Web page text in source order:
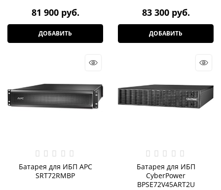
81 900 руб.
ДОБАВИТЬ
83 300 руб.
ДОБАВИТЬ
Батарея для ИБП APC
SRT72RMBP
Батарея для ИБП
CyberPower
BPSE72V45ART2U